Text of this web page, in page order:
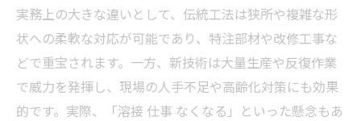
実務上の大きな違いとして、伝統工法は狭所や複雑な形
状への柔軟な対応が可能であり、特注部材や改修工事な
どで重宝されます。一方、新技術は大量生産や反復作業
で威力を発揮し、現場の人手不足や高齢化対策にも効果
的です。実際、「溶接 仕事 なくなる」といった懸念もあ